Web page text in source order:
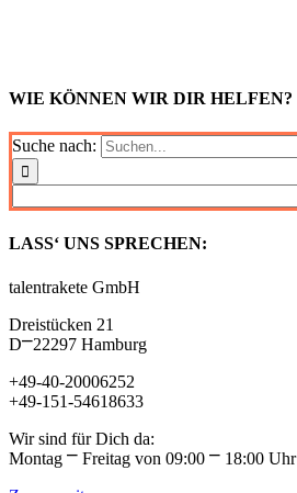
WIE KÖNNEN WIR DIR HELFEN?
Suche nach:
LASS‘ UNS SPRECHEN:
talentrakete GmbH
Dreistücken 21
D⎻22297 Hamburg
+49-40-20006252
+49-151-54618633
Wir sind für Dich da:
Montag ⎻ Freitag von 09:00 ⎻ 18:00 Uhr